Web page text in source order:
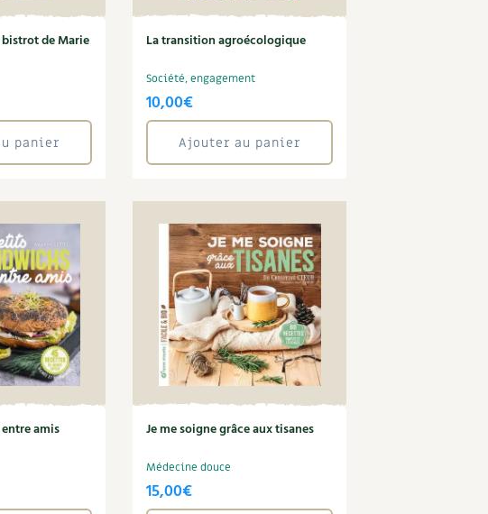
de Marie
panier
La transition agroécologique
Société, engagement
10,00€
Ajouter au panier
amis Je me soigne grâce aux tisanes
Médecine douce
15,00€